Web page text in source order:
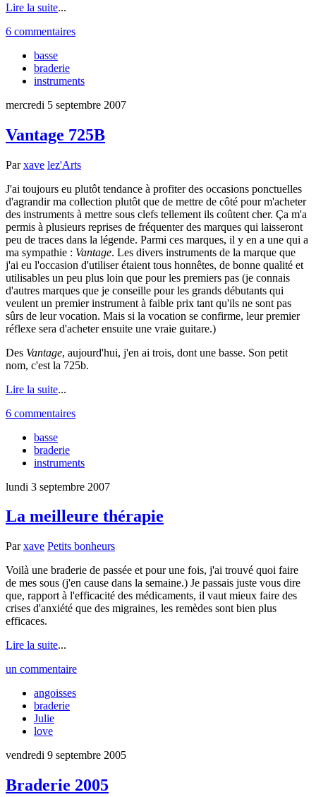
Lire la suite...
6 commentaires
basse
braderie
instruments
mercredi 5 septembre 2007
Vantage 725B
Parxave lez'Arts
J'ai toujours eu plutôt tendance à profiter des occasions ponctuelles
d'agrandir ma collection plutôt que de mettre de côté pour m'acheter
des instruments à mettre sous clefs tellement ils coûtent cher. Ça m'a
permis à plusieurs reprises de fréquenter des marques qui laisseront
peu de traces dans la légende. Parmi ces marques, il y en a une qui a
ma sympathie : Vantage. Les divers instruments de la marque que
j'ai eu l'occasion d'utiliser étaient tous honnêtes, de bonne qualité et
utilisables un peu plus loin que pour les premiers pas (je connais
d'autres marques que je conseille pour les grands débutants qui
veulent un premier instrument à faible prix tant qu'ils ne sont pas
sûrs de leur vocation. Mais si la vocation se confirme, leur premier
réflexe sera d'acheter ensuite une vraie guitare.)
Des Vantage, aujourd'hui, j'en ai trois, dont une basse. Son petit
nom, c'est la 725b.
Lire la suite...
6 commentaires
basse
braderie
instruments
lundi 3 septembre 2007
La meilleure thérapie
Parxave Petits bonheurs
Voilà une braderie de passée et pour une fois, j'ai trouvé quoi faire
de mes sous (j'en cause dans la semaine.) Je passais juste vous dire
que, rapport à l'efficacité des médicaments, il vaut mieux faire des
crises d'anxiété que des migraines, les remèdes sont bien plus
efficaces.
Lire la suite...
un commentaire
angoisses
braderie
Julie
love
vendredi 9 septembre 2005
Braderie 2005